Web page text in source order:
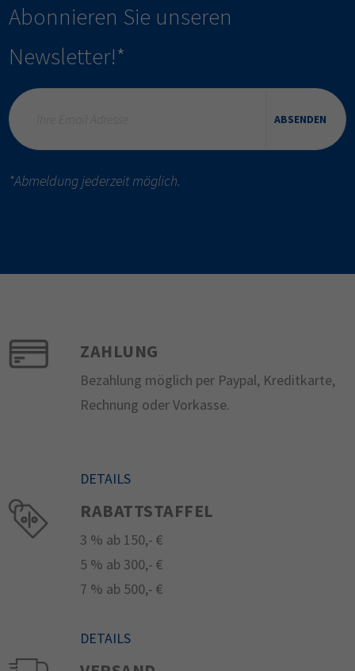
Abonnieren Sie unseren
Newsletter!*
ABSENDEN
*Abmeldung jederzeit möglich.
ZAHLUNG
Bezahlung möglich per Paypal, Kreditkarte,
Rechnung oder Vorkasse.
DETAILS
RABATTSTAFFEL
3 % ab 150,- €
5 % ab 300,- €
7 % ab 500,- €
DETAILS